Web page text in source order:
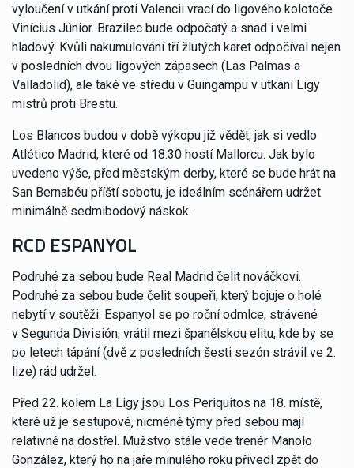
vyloučení v utkání proti Valencii vrací do ligového kolotoče
Vinícius Júnior. Brazilec bude odpočatý a snad i velmi
hladový. Kvůli nakumulování tří žlutých karet odpočíval nejen
v posledních dvou ligových zápasech (Las Palmas a
Valladolid), ale také ve středu v Guingampu v utkání Ligy
mistrů proti Brestu.
Los Blancos budou v době výkopu již vědět, jak si vedlo
Atlético Madrid, které od 18:30 hostí Mallorcu. Jak bylo
uvedeno výše, před městským derby, které se bude hrát na
San Bernabéu příští sobotu, je ideálním scénářem udržet
minimálně sedmibodový náskok.
RCD ESPANYOL
Podruhé za sebou bude Real Madrid čelit nováčkovi.
Podruhé za sebou bude čelit soupeři, který bojuje o holé
nebytí v soutěži. Espanyol se po roční odmlce, strávené
v Segunda División, vrátil mezi španělskou elitu, kde by se
po letech tápání (dvě z posledních šesti sezón strávil ve 2.
lize) rád udržel.
Před 22. kolem La Ligy jsou Los Periquitos na 18. místě,
které už je sestupové, nicméně týmy před sebou mají
relativně na dostřel. Mužstvo stále vede trenér Manolo
González, který ho na jaře minulého roku přivedl zpět do